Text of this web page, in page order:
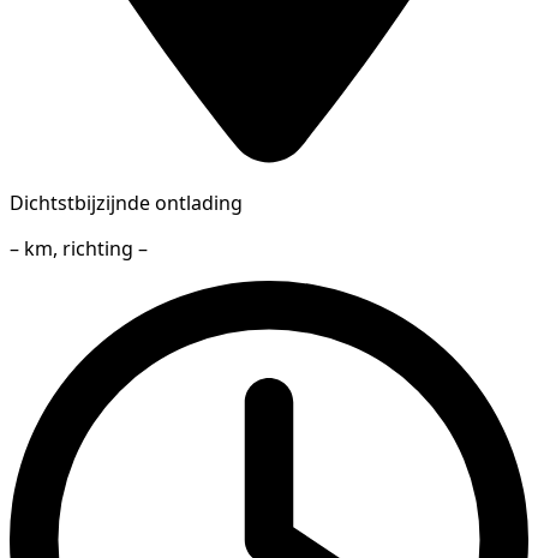
Dichtstbijzijnde ontlading
– km, richting –